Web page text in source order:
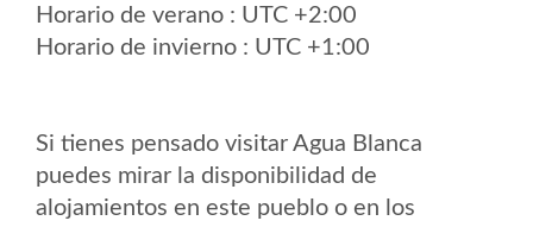
Horario de verano : UTC +2:00
Horario de invierno : UTC +1:00
Si tienes pensado visitar Agua Blanca
puedes mirar la disponibilidad de
alojamientos en este pueblo o en los